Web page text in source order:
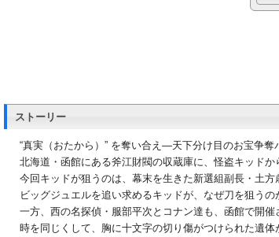
ストーリー
“真実（おたから）” を奪い合え―天下分け目のお宝争
北海道・函館にある斧江財閥の収蔵庫に、怪盗キッドか
今回キッドが狙うのは、幕末を生きた新選組副長・土方
ビッグジュエルを追い求めるキッドが、なぜ刀を狙う
一方、西の名探偵・服部平次とコナン達も、函館で開
時を同じくして、胸に十文字の切り傷がつけられた遺体